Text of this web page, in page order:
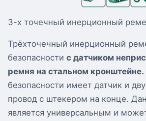
3-х точечный инерционный
Трёхточечный инерционный
безопасности с датчиком
ремня на стальном кронштейне.
безопасности имеет датчик и
провод с штекером на конце.
является универсальным и